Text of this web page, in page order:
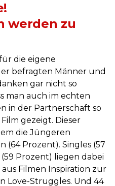
werden zu
die eigene
befragten Männer und
gar nicht so
man auch im echten
in der Partnerschaft so
gezeigt. Dieser
die Jüngeren
(64 Prozent). Singles (57
Prozent) liegen dabei
Filmen Inspiration zur
Love-Struggles. Und 44